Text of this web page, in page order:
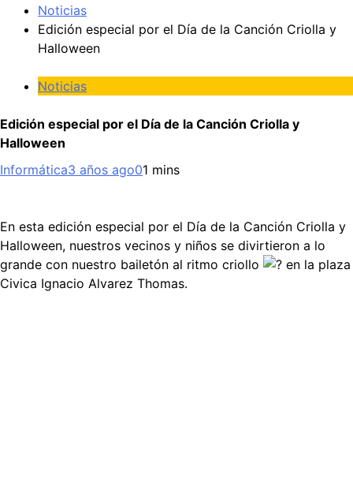
Noticias
Edición especial por el Día de la Canción Criolla y
Halloween
Noticias
Edición especial por el Día de la Canción Criolla y
Halloween
Informática3 años ago01 mins
En esta edición especial por el Día de la Canción Criolla y
Halloween, nuestros vecinos y niños se divirtieron a lo
grande con nuestro bailetón al ritmo criollo
en la plaza
Civica Ignacio Alvarez Thomas.